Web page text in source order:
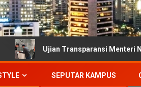
Transparansi Menteri Nusron Wahid:
SEPUTAR KAMPUS